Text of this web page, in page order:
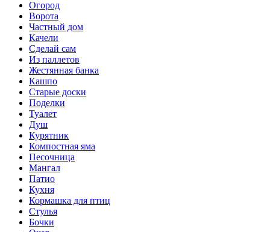
Огород
Ворота
Частный дом
Качели
Сделай сам
Из паллетов
Жестянная банка
Кашпо
Старые доски
Поделки
Туалет
Душ
Курятник
Компостная яма
Песочница
Мангал
Патио
Кухня
Кормашка для птиц
Стулья
Бочки